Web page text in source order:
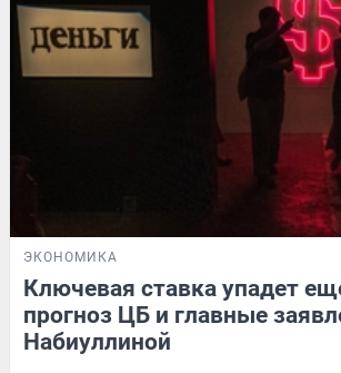
ЭКОНОМИКА
Ключевая ставка упадет
прогноз ЦБ и главные
Набиуллиной